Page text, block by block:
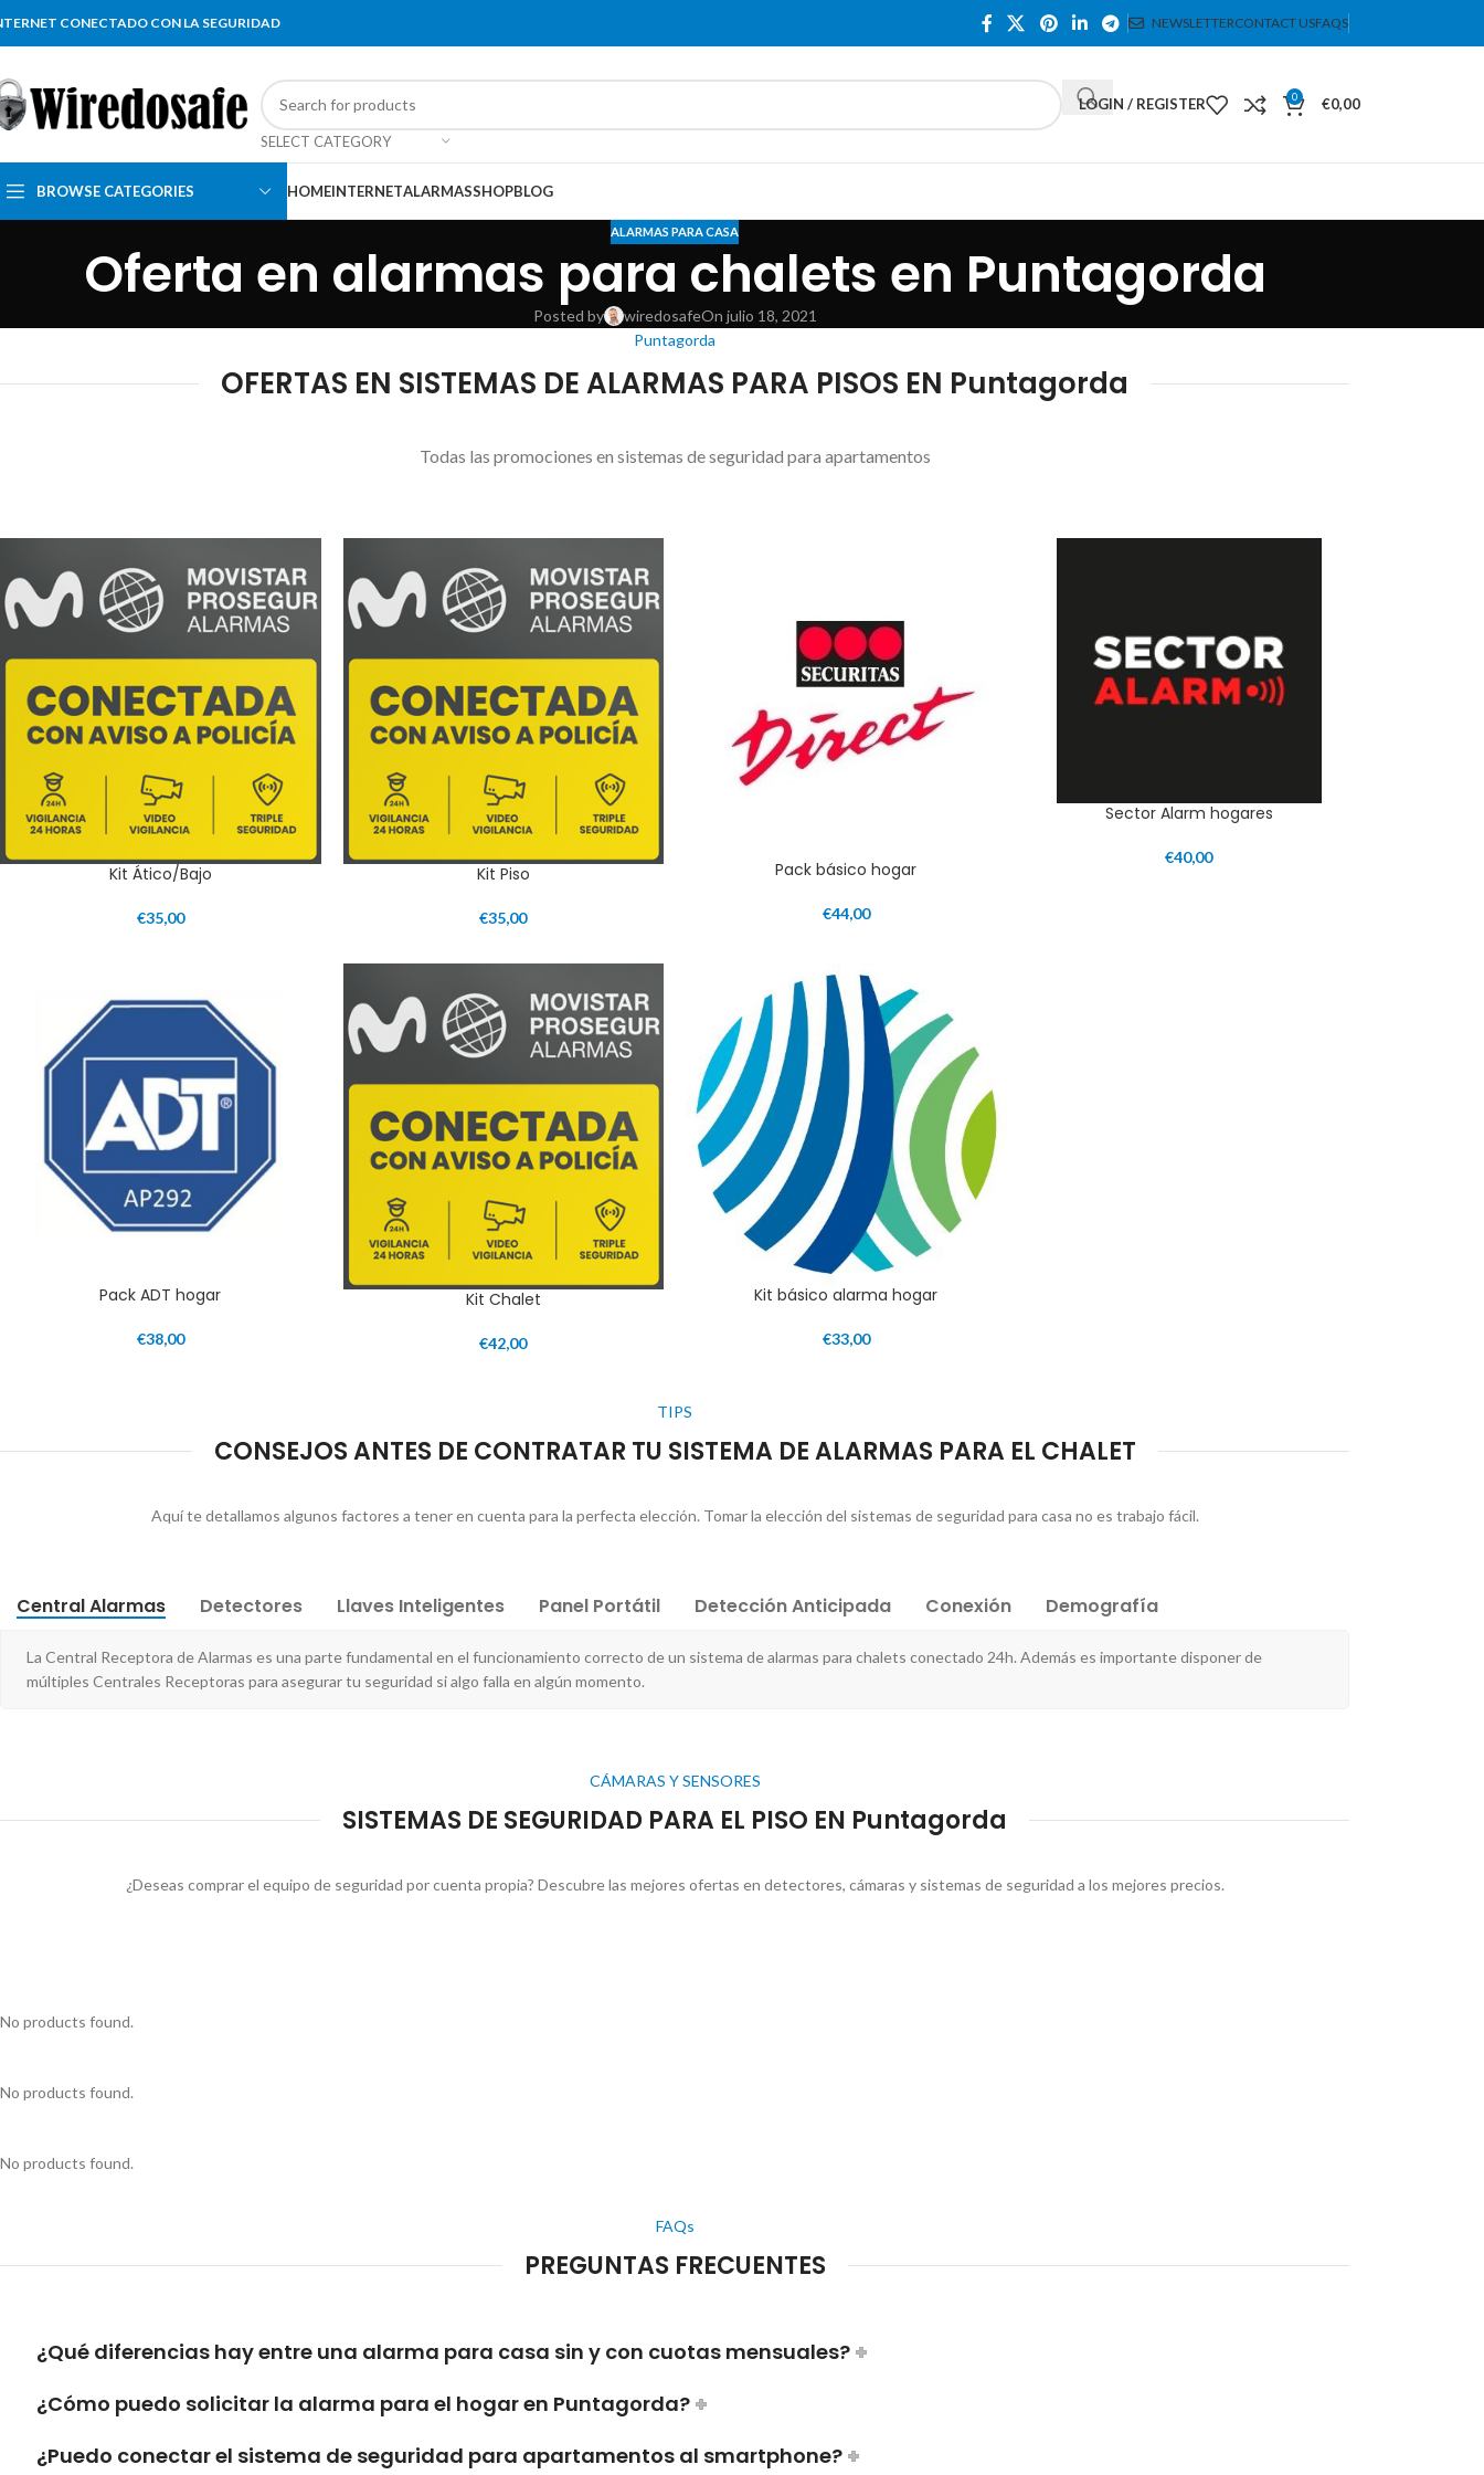
CONECTADO CON LA SEGURIDAD NEWSLETTERCONTACT USFAQS
SELECT CATEGORY
LOGIN / REGISTER 0 €0,00
BROWSE CATEGORIES HOMEINTERNETALARMASSHOPBLOG
ALARMAS PARA CASA
Oferta en alarmas para chalets en Puntagorda
Posted by wiredosafeOn julio 18, 2021
Puntagorda
OFERTAS EN SISTEMAS DE ALARMAS PARA PISOS EN Puntagorda
Todas las promociones en sistemas de seguridad para apartamentos
Kit Ático/Bajo
€35,00
Kit Piso
€35,00
Pack básico hogar
€44,00
Sector Alarm hogares
€40,00
Pack ADT hogar
€38,00
Kit Chalet
€42,00
Kit básico alarma hogar
€33,00
TIPS
CONSEJOS ANTES DE CONTRATAR TU SISTEMA DE ALARMAS PARA EL CHALET
Aquí te detallamos algunos factores a tener en cuenta para la perfecta elección. Tomar la elección del sistemas de seguridad para casa no es trabajo fácil.
Central Alarmas Detectores Llaves Inteligentes Panel Portátil Detección Anticipada Conexión Demografía
La Central Receptora de Alarmas es una parte fundamental en el funcionamiento correcto de un sistema de alarmas para chalets conectado 24h. Además es importante disponer de
múltiples Centrales Receptoras para asegurar tu seguridad si algo falla en algún momento.
CÁMARAS Y SENSORES
SISTEMAS DE SEGURIDAD PARA EL PISO EN Puntagorda
¿Deseas comprar el equipo de seguridad por cuenta propia? Descubre las mejores ofertas en detectores, cámaras y sistemas de seguridad a los mejores precios.
No products found.
No products found.
No products found.
FAQs
PREGUNTAS FRECUENTES
¿Qué diferencias hay entre una alarma para casa sin y con cuotas mensuales?
¿Cómo puedo solicitar la alarma para el hogar en Puntagorda?
¿Puedo conectar el sistema de seguridad para apartamentos al smartphone?